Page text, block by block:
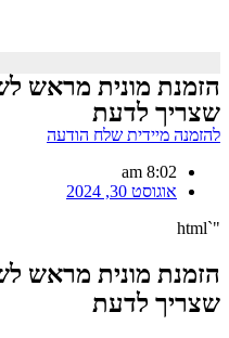
הזמנת מונית מראש
שצריך לדעת
להזמנה מיידית שלח הודעה
8:02 am
אוגוסט 30, 2024
"`html
הזמנת מונית מראש
שצריך לדעת